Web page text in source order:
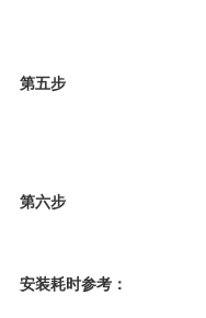
第五步
第六步
安装耗时参考：